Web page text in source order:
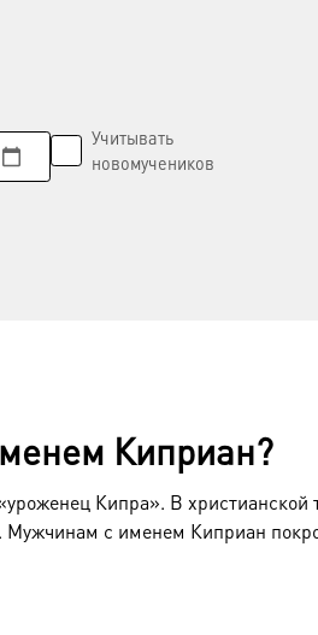
Учитывать
новомучеников
Киприан?
Кипра». В
с именем Киприан